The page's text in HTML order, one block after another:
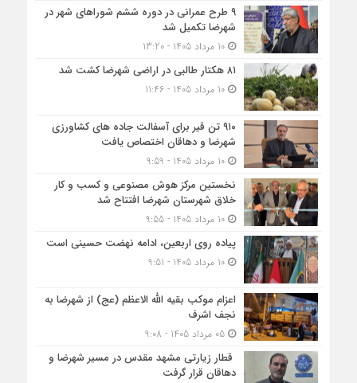
۹ طرح عمرانی در دوره ششم شوراهای شهر در
شهرضا تکمیل شد
10 مرداد 1405 - 13:20
۸۱ هکتار طالبی در اراضی شهرضا کشت شد
10 مرداد 1405 - 11:46
۹۱۰ تن قیر برای آسفالت جاده های کشاورزی
شهرضا و دهاقان اختصاص یافت
10 مرداد 1405 - 9:59
نخستین مرکز هوش مصنوعی و کسب‌ و کار
خلاق شهرستان شهرضا افتتاح شد
10 مرداد 1405 - 9:55
پیاده روی اربعین، ادامه نهضت حسینی است
10 مرداد 1405 - 9:51
اعزام موکب بقیه الله الاعظم (عج) از شهرضا به
نجف اشرف
05 مرداد 1405 - 9:08
قطار زیارتی مشهد مقدس در مسیر شهرضا و
دهاقان قرار گرفت